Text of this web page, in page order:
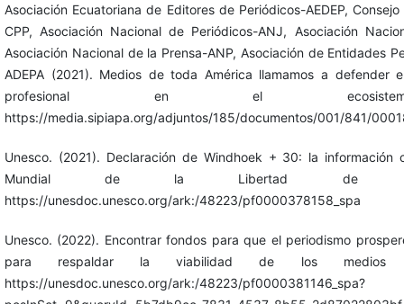
Asociación Ecuatoriana de Editores de Periódicos-AEDEP,
CPP, Asociación Nacional de Periódicos-ANJ, Asociación
Asociación Nacional de la Prensa-ANP, Asociación de Entidades
ADEPA (2021). Medios de toda América llamamos a defender
profesional en el
https://media.sipiapa.org/adjuntos/185/documentos/001/841/
Unesco. (2021). Declaración de Windhoek + 30: la información
Mundial de la Libertad de
https://unesdoc.unesco.org/ark:/48223/pf0000378158_spa
Unesco. (2022). Encontrar fondos para que el periodismo
para respaldar la viabilidad de los medios
https://unesdoc.unesco.org/ark:/48223/pf0000381146_spa?